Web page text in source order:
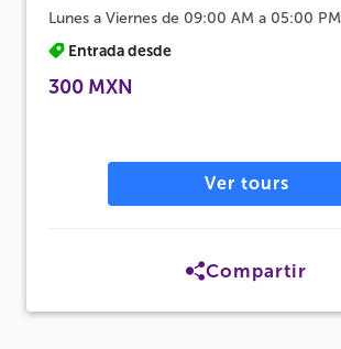
Lunes a Viernes de 09:00 AM a 05:00 PM
Entrada desde
300 MXN
Ver tours
Compartir